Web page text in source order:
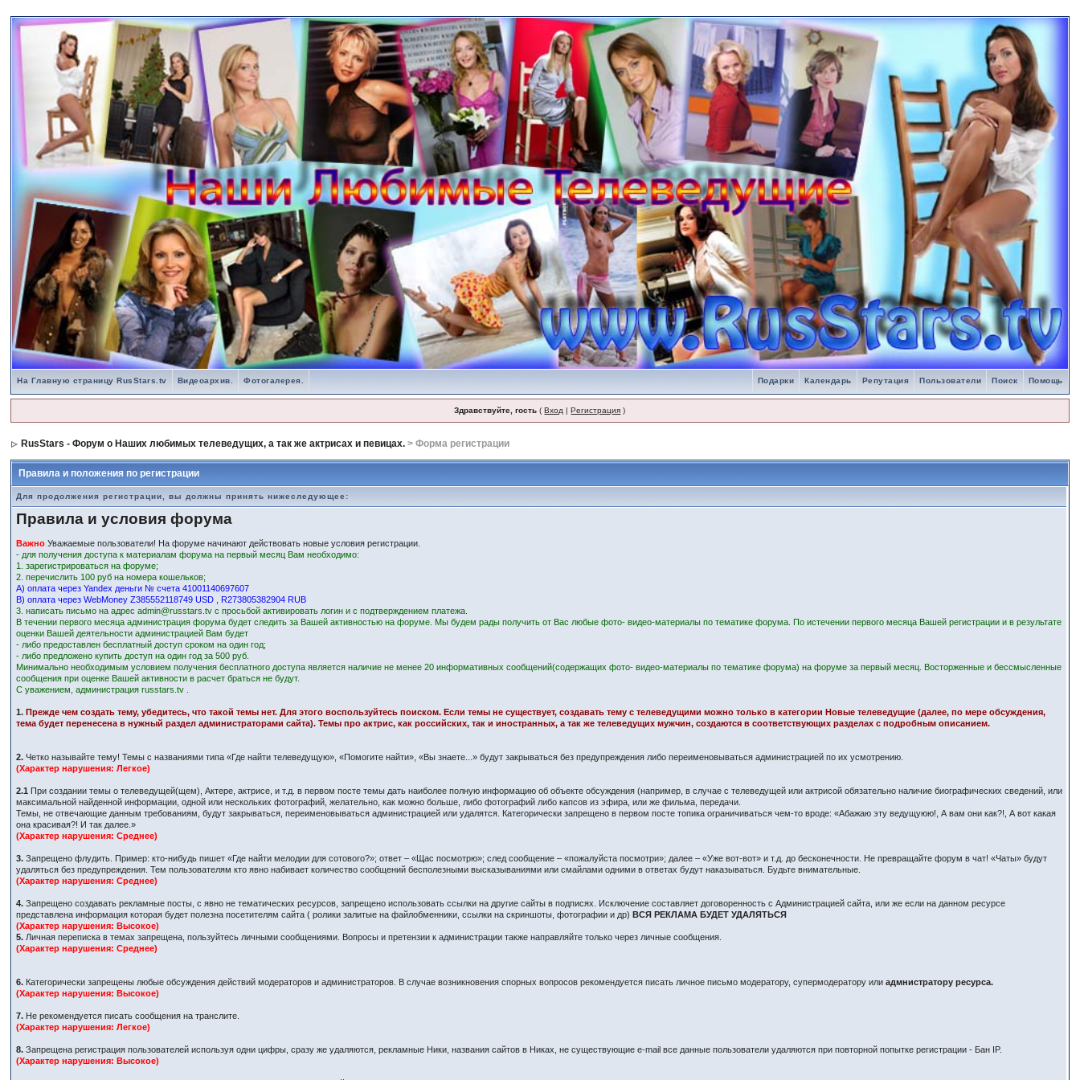
На Главную страницу RusStars.tv Помощь
Поиск
Пользователи
Репутация
Календарь
Подарки
Видеоархив. Фотогалерея.
Здравствуйте, гость (Вход |Регистрация )
RusStars - Форум о Наших любимых телеведущих, а так же актрисах и певицах. > Форма регистрации
Правила и положения по регистрации
Для продолжения регистрации, вы должны принять нижеследующее:
Правила и условия форума
Важно Уважаемые пользователи! На форуме начинают действовать новые условия регистрации.
- для получения доступа к материалам форума на первый месяц Вам необходимо:
1. зарегистрироваться на форуме;
2. перечислить 100 руб на номера кошельков;
А) оплата через Yandex деньги № счета 41001140697607
В) оплата через WebMoney Z385552118749 USD , R273805382904 RUB
3. написать письмо на адрес admin@russtars.tv с просьбой активировать логин и с подтверждением платежа.
В течении первого месяца администрация форума будет следить за Вашей активностью на форуме. Мы будем рады получить от Вас любые фото- видео-материалы по тематике форума. По истечении первого месяца Вашей регистрации и в результате
оценки Вашей деятельности администрацией Вам будет
- либо предоставлен бесплатный доступ сроком на один год;
- либо предложено купить доступ на один год за 500 руб.
Минимально необходимым условием получения бесплатного доступа является наличие не менее 20 информативных сообщений(содержащих фото- видео-материалы по тематике форума) на форуме за первый месяц. Восторженные и бессмысленные
сообщения при оценке Вашей активности в расчет браться не будут.
С уважением, администрация russtars.tv .
1. Прежде чем создать тему, убедитесь, что такой темы нет. Для этого воспользуйтесь поиском. Если темы не существует, создавать тему с телеведущими можно только в категории Новые телеведущие (далее, по мере обсуждения,
тема будет перенесена в нужный раздел администраторами сайта). Темы про актрис, как российских, так и иностранных, а так же телеведущих мужчин, создаются в соответствующих разделах с подробным описанием.
2. Четко называйте тему! Темы с названиями типа «Где найти телеведущую», «Помогите найти», «Вы знаете...» будут закрываться без предупреждения либо переименовываться администрацией по их усмотрению.
(Характер нарушения: Легкое)
2.1
При создании темы о телеведущей(щем), Актере, актрисе, и т.д. в первом посте темы дать наиболее полную информацию об объекте обсуждения (например, в случае с телеведущей или актрисой обязательно наличие биографических сведений, или
максимальной найденной информации, одной или нескольких фотографий, желательно, как можно больше, либо фотографий либо капсов из эфира, или же фильма, передачи.
Темы, не отвечающие данным требованиям, будут закрываться, переименовываться администрацией или удалятся. Категорически запрещено в первом посте топика ограничиваться чем-то вроде: «Абажаю эту ведущуюю!, А вам они как?!, А вот какая
она красивая?! И так далее.»
(Характер нарушения: Среднее)
3. Запрещено флудить. Пример: кто-нибудь пишет «Где найти мелодии для сотового?»; ответ – «Щас посмотрю»; след сообщение – «пожалуйста посмотри»; далее – «Уже вот-вот» и т.д. до бесконечности. Не превращайте форум в чат! «Чаты» будут
удаляться без предупреждения. Тем пользователям кто явно набивает количество сообщений бесполезными высказываниями или смайлами одними в ответах будут наказываться. Будьте внимательные.
(Характер нарушения: Среднее)
4. Запрещено создавать рекламные посты, с явно не тематических ресурсов, запрещено использовать ссылки на другие сайты в подписях. Исключение составляет договоренность с Администрацией сайта, или же если на данном ресурсе
представлена информация которая будет полезна посетителям сайта ( ролики залитые на файлобменники, ссылки на скриншоты, фотографии и др) ВСЯ РЕКЛАМА БУДЕТ УДАЛЯТЬСЯ
(Характер нарушения: Высокое)
5. Личная переписка в темах запрещена, пользуйтесь личными сообщениями. Вопросы и претензии к администрации также направляйте только через личные сообщения.
(Характер нарушения: Среднее)
6. Категорически запрещены любые обсуждения действий модераторов и администраторов. В случае возникновения спорных вопросов рекомендуется писать личное письмо модератору, супермодератору илиадмнистратору ресурса.
(Характер нарушения: Высокое)
7. Не рекомендуется писать сообщения на транслите.
(Характер нарушения: Легкое)
8. Запрещена регистрация пользователей используя одни цифры, сразу же удаляются, рекламные Ники, названия сайтов в Никах, не существующие e-mail все данные пользователи удаляются при повторной попытке регистрации - Бан IP.
(Характер нарушения: Высокое)